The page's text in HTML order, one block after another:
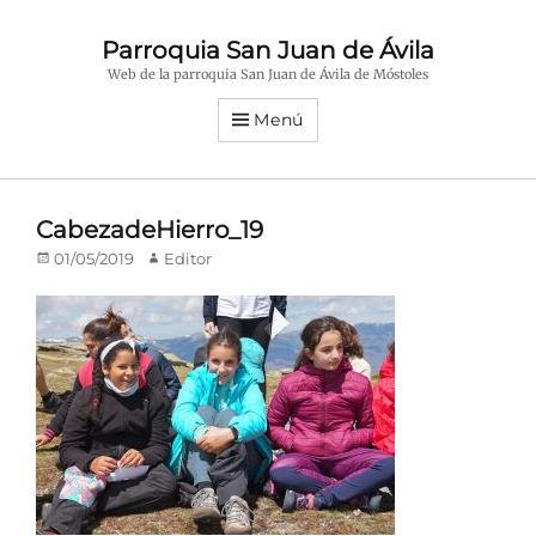
Parroquia San Juan de Ávila
Web de la parroquia San Juan de Ávila de Móstoles
Menú
CabezadeHierro_19
Publicado
01/05/2019 Autor
Editor